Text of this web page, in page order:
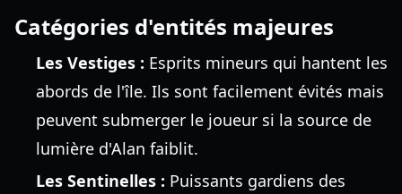
Catégories d'entités majeures
Les Vestiges : Esprits mineurs qui hantent les
abords de l'île. Ils sont facilement évités mais
peuvent submerger le joueur si la source de
lumière d'Alan faiblit.
Les Sentinelles : Puissants gardiens des